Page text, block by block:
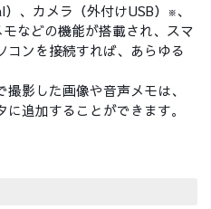
、カメラ（外付けUSB）
※ 、
などの機能が搭載され、スマ
コンを接続すれば、あらゆる
影した画像や音声メモは、
追加することができます。